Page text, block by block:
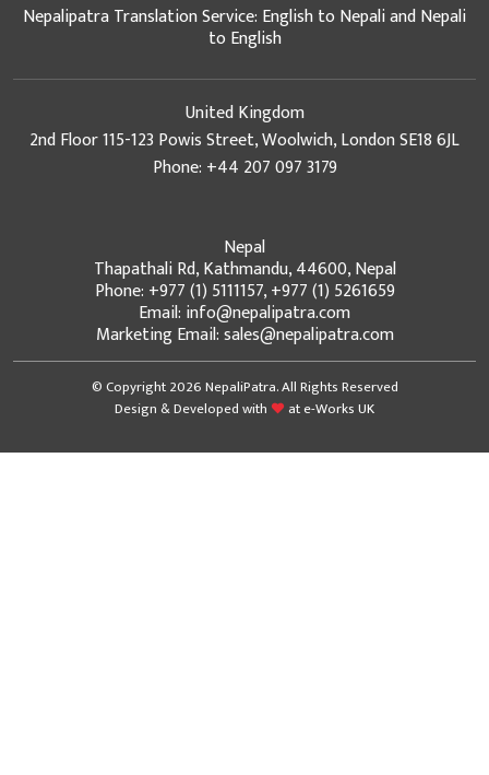
Nepalipatra Translation Service: English to Nepali and Nepali
to English
United Kingdom
2nd Floor 115-123 Powis Street, Woolwich, London SE18 6JL
Phone: +44 207 097 3179
Nepal
Thapathali Rd, Kathmandu, 44600, Nepal
Phone: +977 (1) 5111157, +977 (1) 5261659
Email: info@nepalipatra.com
Marketing Email: sales@nepalipatra.com
© Copyright 2026 NepaliPatra. All Rights Reserved
Design & Developed with
ate-Works UK